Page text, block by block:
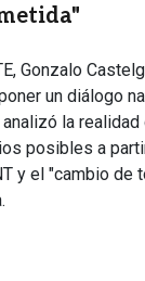
Gonzalo
un diálogo
la
posibles a
y el "cambio de